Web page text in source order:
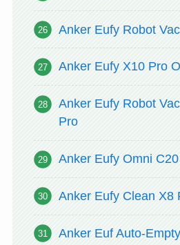
Anker Eufy Robot
Anker Eufy X10 Pro
Anker Eufy Robot
Pro
Anker Eufy Omni C20
Anker Eufy Clean X8
Anker Euf Auto-